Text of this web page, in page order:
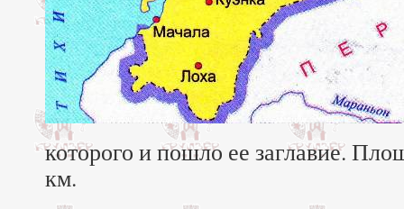
которого и пошло ее заглавие.
км.